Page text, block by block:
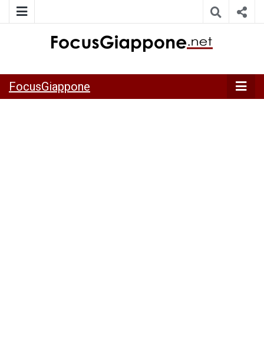
della Japan Italy Economic Federation
FocusGiappone